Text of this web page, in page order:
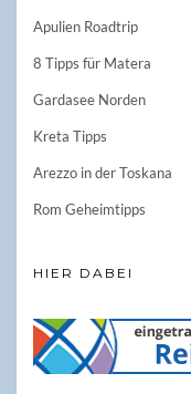
Apulien Roadtrip
8 Tipps für Matera
Gardasee Norden
Kreta Tipps
Arezzo in der Toskana
Rom Geheimtipps
HIER DABEI